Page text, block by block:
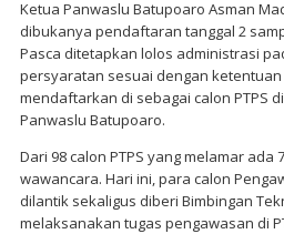
Ketua Panwaslu Batupoaro Asman
dibukanya pendaftaran tanggal 2
Pasca ditetapkan lolos administrasi
persyaratan sesuai dengan ketentuan
mendaftarkan di sebagai calon PTPS
Panwaslu Batupoaro.
Dari 98 calon PTPS yang melamar ada
wawancara. Hari ini, para calon
dilantik sekaligus diberi Bimbingan
melaksanakan tugas pengawasan di